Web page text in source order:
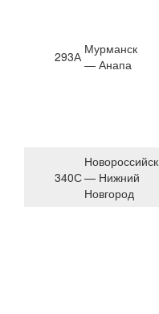
293А Мурманск
— Анапа
340С
Новороссийск
— Нижний
Новгород